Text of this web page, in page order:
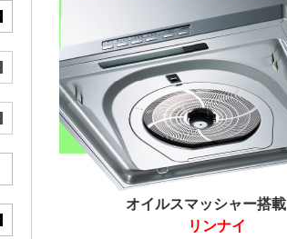
オイルスマッシャー搭載
リンナイ